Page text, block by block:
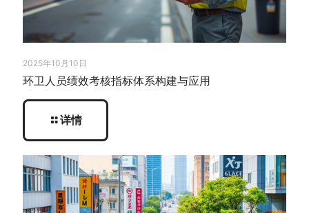
2025年10月10日
环卫人员绩效考核指标体系构建与应用
详情